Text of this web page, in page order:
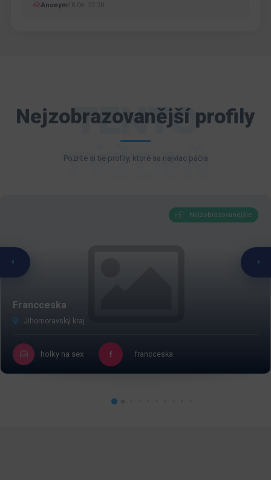
Anonym 18.06. 22:20
Nejzobrazovanější profily
TENTO
TÝŽDEŇ
Pozrite si tie profily, ktoré sa najviac páčia
Najzobrazovanejšie
Francceska
Jihomoravský kraj
holky na sex francceska